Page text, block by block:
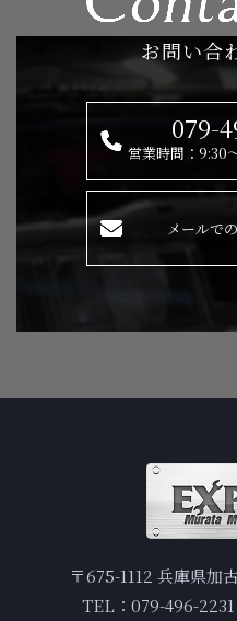
お問い合
079-
営業時間：9:30
メールで
〒675-1112 兵庫県加
TEL：079-496-